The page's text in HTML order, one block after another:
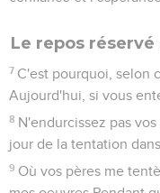
Le repos
7 C'est pourquoi, selon
Aujourd'hui, si vous
8 N'endurcissez pas
jour de la tentation
9 Où vos pères me